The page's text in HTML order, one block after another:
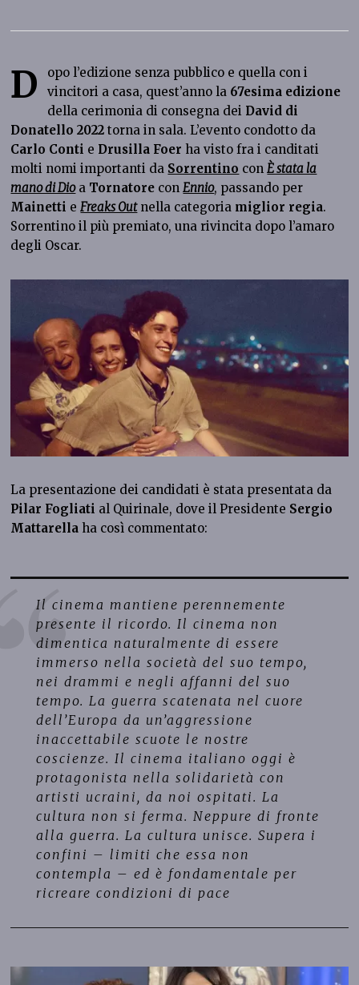
D
opo l’edizione senza pubblico e quella con i
vincitori a casa, quest’anno la 67esima edizione
della cerimonia di consegna dei David di
Donatello 2022 torna in sala. L’evento condotto da
Carlo Conti e Drusilla Foer ha visto fra i canditati
molti nomi importanti da Sorrentino conÈ stata la
mano di Dioa Tornatore conEnnio, passando per
Mainetti eFreaks Outnella categoria miglior regia.
Sorrentino il più premiato, una rivincita dopo l’amaro
degli Oscar.
La presentazione dei candidati è stata presentata da
Pilar Fogliati al Quirinale, dove il Presidente Sergio
Mattarella ha così commentato:
Il cinema mantiene perennemente
presente il ricordo. Il cinema non
dimentica naturalmente di essere
immerso nella società del suo tempo,
nei drammi e negli affanni del suo
tempo. La guerra scatenata nel cuore
dell’Europa da un’aggressione
inaccettabile scuote le nostre
coscienze. Il cinema italiano oggi è
protagonista nella solidarietà con
artisti ucraini, da noi ospitati. La
cultura non si ferma. Neppure di fronte
alla guerra. La cultura unisce. Supera i
confini – limiti che essa non
contempla – ed è fondamentale per
ricreare condizioni di pace